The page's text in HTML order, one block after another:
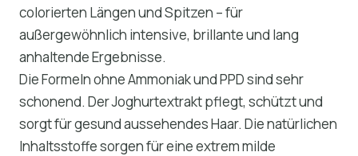
colorierten Längen und Spitzen – für
außergewöhnlich intensive, brillante und lang
anhaltende Ergebnisse.
Die Formeln ohne Ammoniak und PPD sind sehr
schonend. Der Joghurtextrakt pflegt, schützt und
sorgt für gesund aussehendes Haar. Die natürlichen
Inhaltsstoffe sorgen für eine extrem milde